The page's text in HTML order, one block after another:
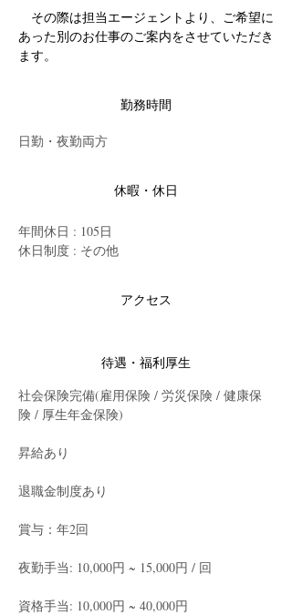
その際は担当エージェントより、ご希望に
あった別のお仕事のご案内をさせていただき
ます。
勤務時間
日勤・夜勤両方
休暇・休日
年間休日 : 105日
休日制度 : その他
アクセス
待遇・福利厚生
社会保険完備(雇用保険 / 労災保険 / 健康保
険 / 厚生年金保険)
昇給あり
退職金制度あり
賞与：年2回
夜勤手当: 10,000円 ~ 15,000円 / 回
資格手当: 10,000円 ~ 40,000円